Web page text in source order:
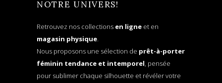
NOTRE UNIVERS!
Retrouvez nos collections en ligne et en
magasin physique.
Nous proposons une sélection de prêt-à-porter
féminin tendance et intemporel, pensée
pour sublimer chaque silhouette et révéler votre